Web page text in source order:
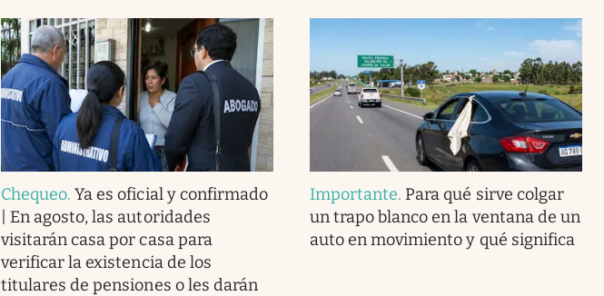
Chequeo.Ya es oficial y confirmado
| En agosto, las autoridades
visitarán casa por casa para
verificar la existencia de los
titulares de pensiones o les darán
Importante. Para qué sirve colgar
un trapo blanco en la ventana de un
auto en movimiento y qué significa